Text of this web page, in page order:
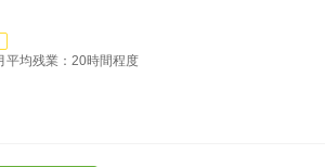
平均残業：20時間程度